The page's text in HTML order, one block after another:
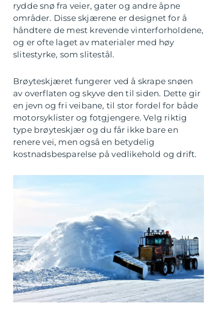
rydde snø fra veier, gater og andre åpne
områder. Disse skjærene er designet for å
håndtere de mest krevende vinterforholdene,
og er ofte laget av materialer med høy
slitestyrke, som slitestål.
Brøyteskjæret fungerer ved å skrape snøen
av overflaten og skyve den til siden. Dette gir
en jevn og fri veibane, til stor fordel for både
motorsyklister og fotgjengere. Velg riktig
type brøyteskjær og du får ikke bare en
renere vei, men også en betydelig
kostnadsbesparelse på vedlikehold og drift.